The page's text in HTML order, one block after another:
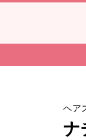
ヘア
ナ